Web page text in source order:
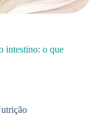
intestino: o que